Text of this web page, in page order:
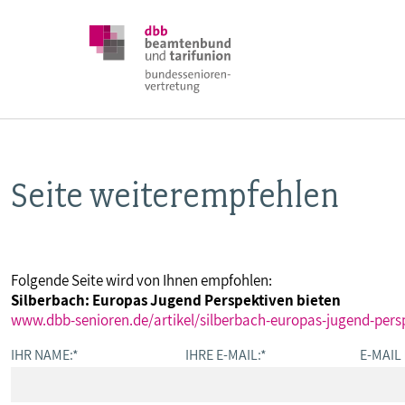
DBB SENIOREN
VERANSTALTUNGEN
Seite weiterempfehlen
Folgende Seite wird von Ihnen empfohlen:
Silberbach: Europas Jugend Perspektiven bieten
www.dbb-senioren.de/artikel/silberbach-europas-jugend-
IHR NAME:* IHRE E-MAIL:* E-MAIL